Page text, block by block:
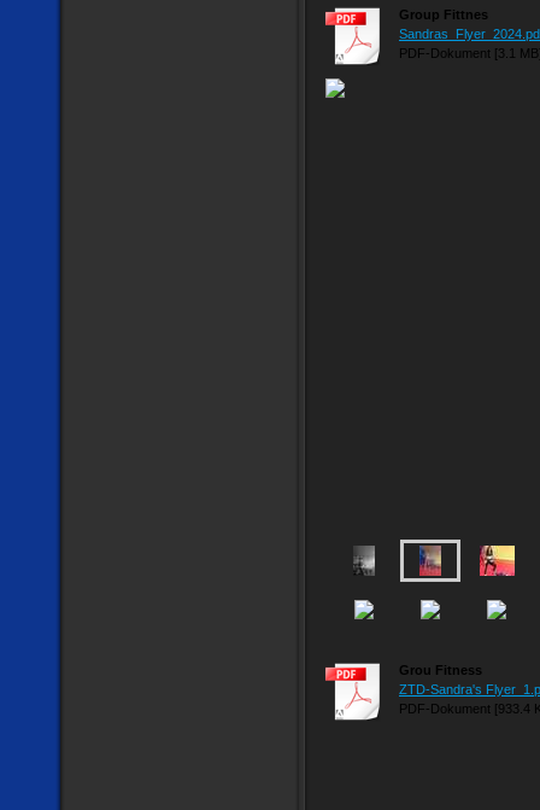
Group Fittnes
PDF-Dokument [3.1
Grou Fitness
ZTD-Sandra's
PDF-Dokument [933.4